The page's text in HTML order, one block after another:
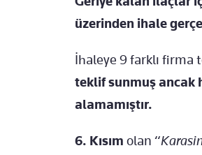
üzerinden ihale
İhaleye 9 farklı
teklif sunmuş ancak
alamamıştır.
6. Kısım olan “